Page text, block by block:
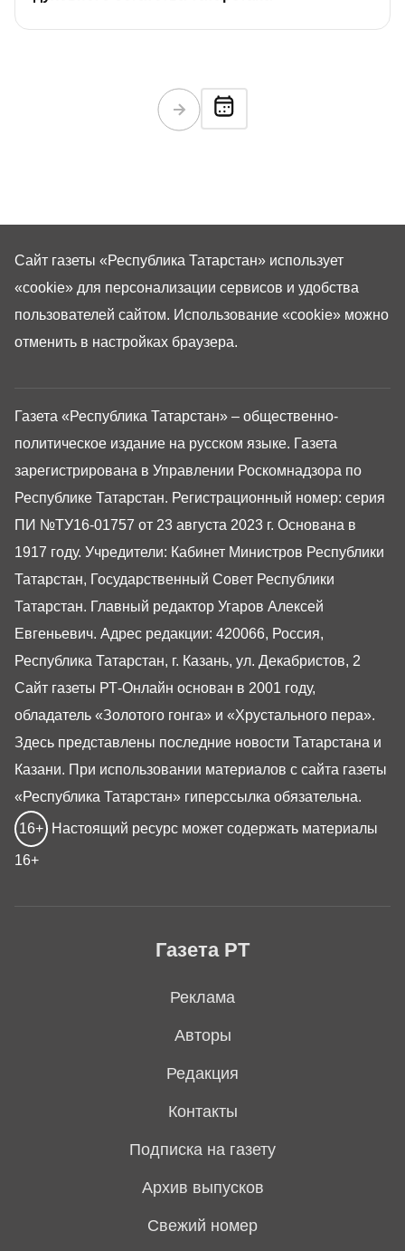
Газета РТ
Реклама
Авторы
Редакция
Контакты
Подписка на газету
Архив выпусков
Свежий номер
Газета «Республика Татарстан» – общественно-
политическое издание на русском языке. Газета
зарегистрирована в Управлении Роскомнадзора по
Республике Татарстан. Регистрационный номер: серия
ПИ №ТУ16-01757 от 23 августа 2023 г. Основана в
1917 году. Учредители: Кабинет Министров Республики
Татарстан, Государственный Совет Республики
Татарстан. Главный редактор Угаров Алексей
Евгеньевич. Адрес редакции: 420066, Россия,
Республика Татарстан, г. Казань, ул. Декабристов, 2
Сайт газеты РТ-Онлайн основан в 2001 году,
обладатель «Золотого гонга» и «Хрустального пера».
Здесь представлены последние новости Татарстана и
Казани. При использовании материалов с сайта газеты
«Республика Татарстан» гиперссылка обязательна.
16+ Настоящий ресурс может содержать материалы
16+
Сайт газеты «Республика Татарстан» использует
«cookie» для персонализации сервисов и удобства
пользователей сайтом. Использование «cookie» можно
отменить в настройках браузера.